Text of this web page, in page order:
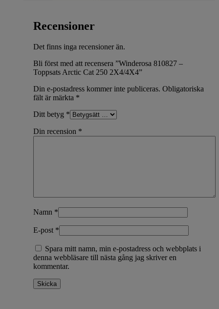
Recensioner
Det finns inga recensioner än.
Bli först med att recensera ”Winderosa 810827 –
Toppsats Arctic Cat 250 2X4/4X4”
Din e-postadress kommer inte publiceras. Obligatoriska
fält är märkta *
Ditt betyg *
Din recension *
Namn *
E-post *
Spara mitt namn, min e-postadress och webbplats i
denna webbläsare till nästa gång jag skriver en
kommentar.